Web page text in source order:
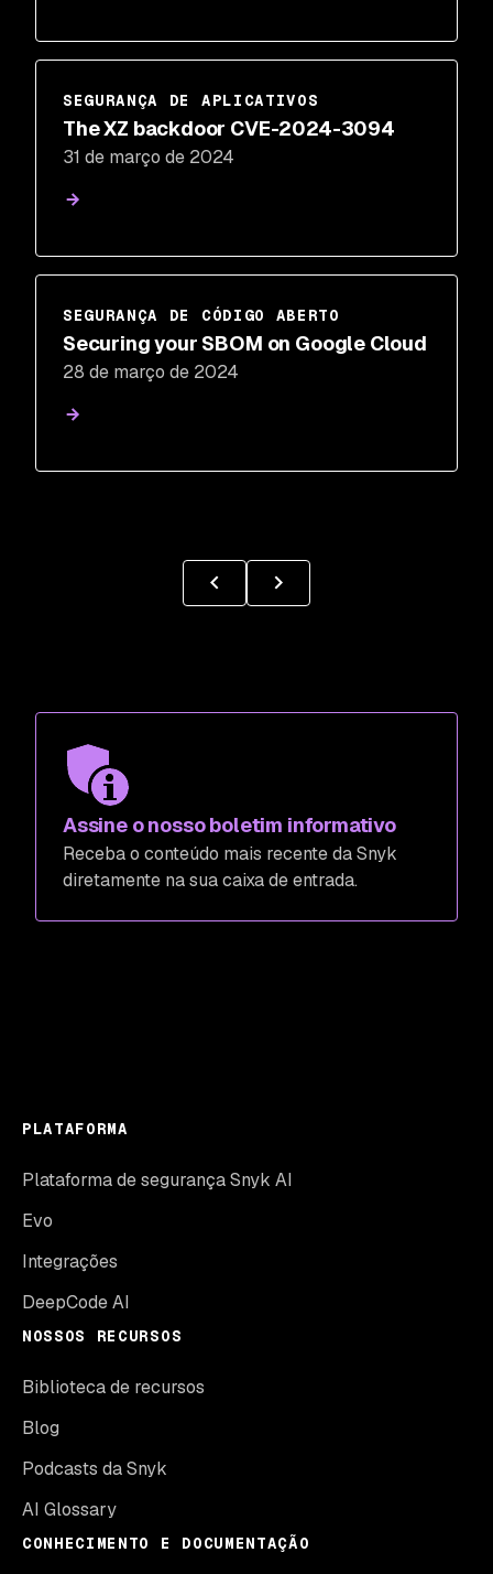
SEGURANÇA DE APLICATIVOS
The XZ backdoor CVE-2024-3094
31 de março de 2024
SEGURANÇA DE CÓDIGO ABERTO
Securing your SBOM on Google Cloud
28 de março de 2024
Assine o nosso boletim informativo
Receba o conteúdo mais recente da Snyk
diretamente na sua caixa de entrada.
PLATAFORMA
Plataforma de segurança Snyk AI
Evo
Integrações
DeepCode AI
NOSSOS RECURSOS
Biblioteca de recursos
Blog
Podcasts da Snyk
AI Glossary
CONHECIMENTO E DOCUMENTAÇÃO